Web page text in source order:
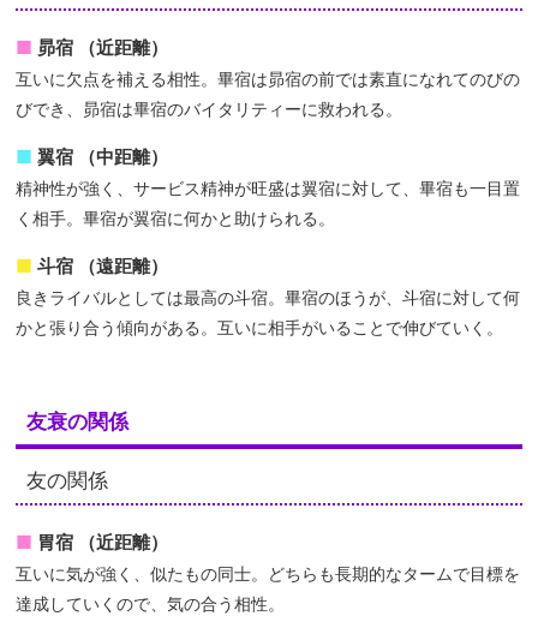
昴宿 （近距離）
互いに欠点を補える相性。畢宿は昴宿の前では素直になれてのびの
びでき、昴宿は畢宿のバイタリティーに救われる。
翼宿 （中距離）
精神性が強く、サービス精神が旺盛は翼宿に対して、畢宿も一目置
く相手。畢宿が翼宿に何かと助けられる。
斗宿 （遠距離）
良きライバルとしては最高の斗宿。畢宿のほうが、斗宿に対して何
かと張り合う傾向がある。互いに相手がいることで伸びていく。
友衰の関係
友の関係
胃宿 （近距離）
互いに気が強く、似たもの同士。どちらも長期的なタームで目標を
達成していくので、気の合う相性。